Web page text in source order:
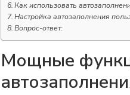
Как использовать
Настройка автозаполнения
Вопрос-ответ:
Мощные